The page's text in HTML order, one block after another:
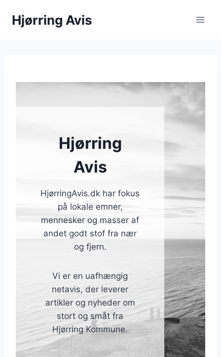
Hjørring Avis
Hjørring
Avis
HjørringAvis.dk har fokus
på lokale emner,
mennesker og masser af
andet godt stof fra nær
og fjern.
Vi er en uafhængig
netavis, der leverer
artikler og nyheder om
stort og småt fra
Hjørring Kommune.